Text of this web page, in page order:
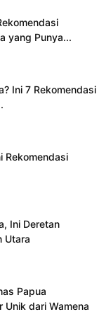
yang Punya...
Ini 7 Rekomendasi
Rekomendasi
Ini Deretan
Utara
Papua
Unik dari Wamena